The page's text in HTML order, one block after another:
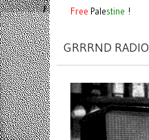
Free Palestine !
GRRRND RADIO